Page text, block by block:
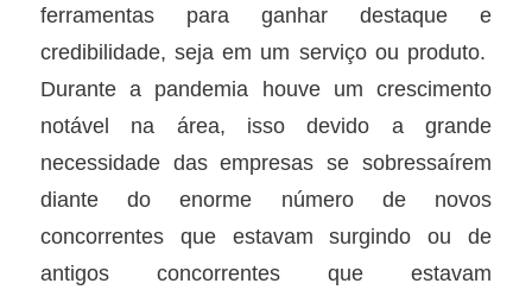
ferramentas para ganhar destaque e
credibilidade, seja em um serviço ou produto.
Durante a pandemia houve um crescimento
notável na área, isso devido a grande
necessidade das empresas se sobressaírem
diante do enorme número de novos
concorrentes que estavam surgindo ou de
antigos concorrentes que estavam